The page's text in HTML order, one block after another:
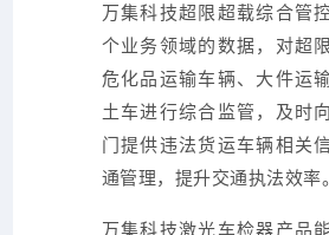
万集科技超限超载综合管
个业务领域的数据，对超
危化品运输车辆、大件运
土车进行综合监管，及时
门提供违法货运车辆相关
通管理，提升交通执法效率。
万集科技激光车检器产品